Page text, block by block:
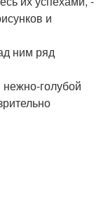
и
ним ряд
голубой